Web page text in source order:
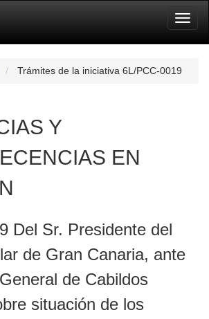
Trámites de la iniciativa 6L/PCC-0019
Y
EN
Del Sr. Presidente del
de Gran Canaria, ante
de Cabildos
situación de los